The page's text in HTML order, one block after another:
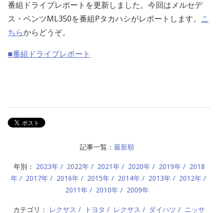
番組ドライブレポートを更新しました。今回はメルセデ
ス・ベンツML350を番組Pタカハシがレポートします。 こ
ちらからどうぞ。
■番組ドライブレポート
記事一覧： 最新順
年別： 2023年 2022年 2021年 2020年 2019年
2018
年
2017年 2016年 2015年 2014年 2013年
2012年
2011年
2010年 2009年
カテゴリ： レクサス トヨタ レクサス ダイハツ
ニッサ